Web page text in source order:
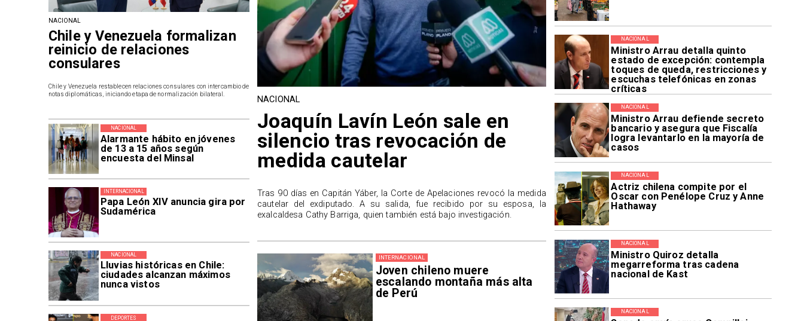
Ministro Arrau detalla quinto
estado de excepción: contempla
toques de queda, restricciones y
escuchas telefónicas en zonas
críticas
NACIONAL
Ministro Arrau defiende secreto
bancario y asegura que Fiscalía
logra levantarlo en la mayoría de
casos
NACIONAL
Actriz chilena compite por el
Oscar con Penélope Cruz y Anne
Hathaway
NACIONAL
Ministro Quiroz detalla
megarreforma tras cadena
nacional de Kast
NACIONAL
NACIONAL
Alarmante hábito en jóvenes
de 13 a 15 años según
encuesta del Minsal
NACIONAL
Papa León XIV anuncia gira por
Sudamérica
INTERNACIONAL
Lluvias históricas en Chile:
ciudades alcanzan máximos
nunca vistos
NACIONAL
DEPORTES
Joven chileno muere
escalando montaña más alta
de Perú
INTERNACIONAL
NACIONAL
Chile y Venezuela formalizan
reinicio de relaciones
consulares
Chile y Venezuela restablecen relaciones consulares con intercambio de
notas diplomáticas, iniciando etapa de normalización bilateral.
NACIONAL
Joaquín Lavín León sale en
silencio tras revocación de
medida cautelar
Tras 90 días en Capitán Yáber, la Corte de Apelaciones revocó la medida
cautelar del exdiputado. A su salida, fue recibido por su esposa, la
exalcaldesa Cathy Barriga, quien también está bajo investigación.